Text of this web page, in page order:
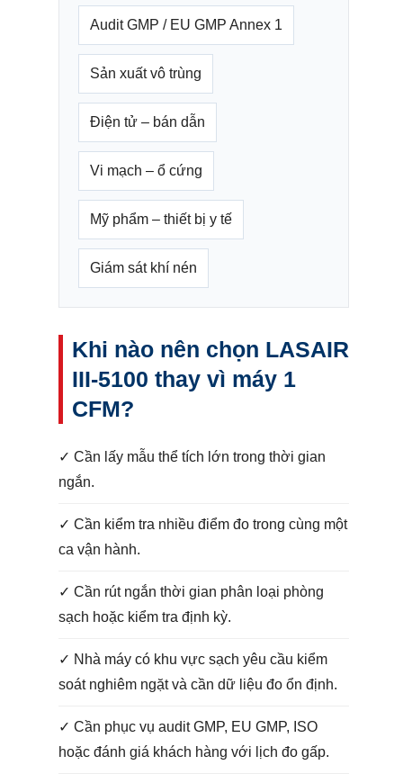
Audit GMP / EU GMP Annex 1
Sản xuất vô trùng
Điện tử – bán dẫn
Vi mạch – ổ cứng
Mỹ phẩm – thiết bị y tế
Giám sát khí nén
Khi nào nên chọn LASAIR
III-5100 thay vì máy 1
CFM?
✓ Cần lấy mẫu thể tích lớn trong thời gian
ngắn.
✓ Cần kiểm tra nhiều điểm đo trong cùng một
ca vận hành.
✓ Cần rút ngắn thời gian phân loại phòng
sạch hoặc kiểm tra định kỳ.
✓ Nhà máy có khu vực sạch yêu cầu kiểm
soát nghiêm ngặt và cần dữ liệu đo ổn định.
✓ Cần phục vụ audit GMP, EU GMP, ISO
hoặc đánh giá khách hàng với lịch đo gấp.